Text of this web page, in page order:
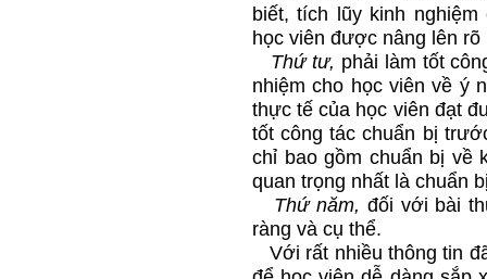
biết, tích lũy kinh
học viên được nâng lên rõ
Thứ tư, phải làm tốt
nhiệm cho học viên về ý
thực tế của học viên đạt
tốt công tác chuẩn bị
chỉ bao gồm chuẩn bị về
quan trọng nhất là chuẩn
Thứ năm, đối với bài
ràng và cụ thể.
Với rất nhiều thông tin